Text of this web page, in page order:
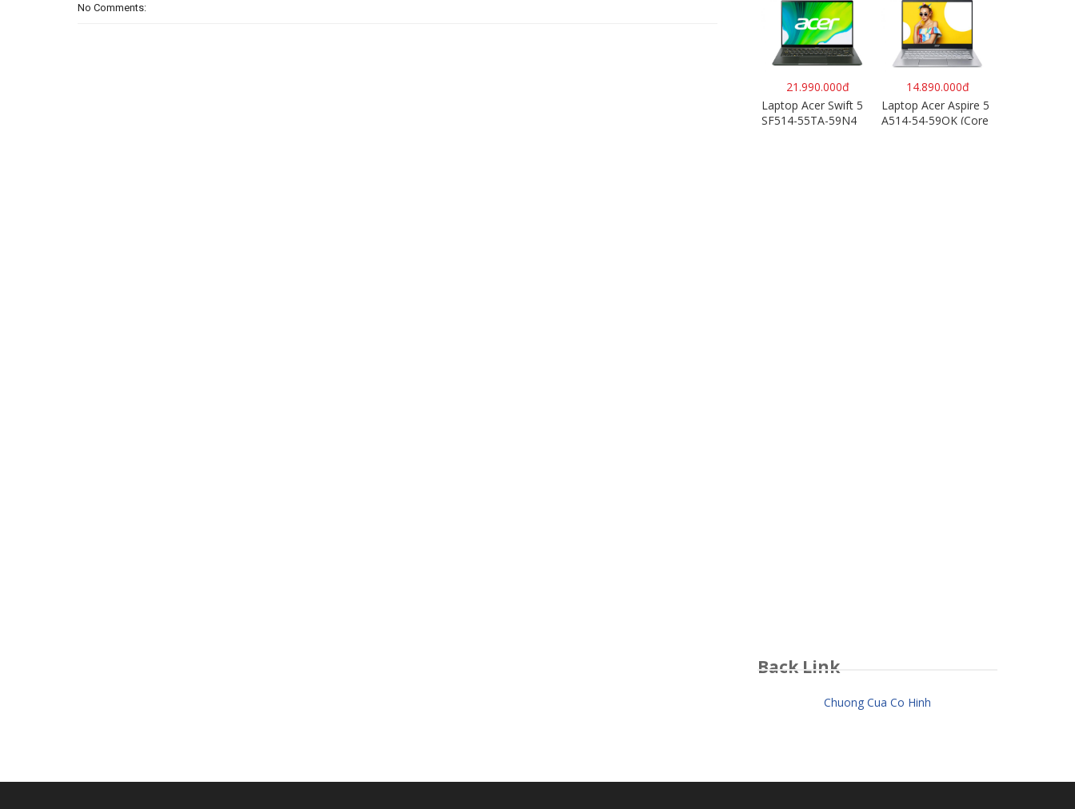
No Comments:
(R5 5500U/8GB
RAM/256GB
SSD/15.6″FHD
IPS/GTX1650
chính hãng
RAM/512GB/15.6″FH
D/MX350 2GB/Win
10/Bạc)
21.990.000đ
Laptop Acer Swift 5
SF514-55TA-59N4
14.890.000đ
Laptop Acer Aspire 5
A514-54-59QK (Core
Back Link
Chuong Cua Co Hinh